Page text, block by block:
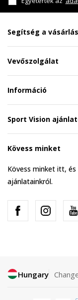
Segítség a
Vevőszolgálat
Információ
Sport Vision
Kövess minket
Kövess minket itt,
ajánlatainkról.
Hungary